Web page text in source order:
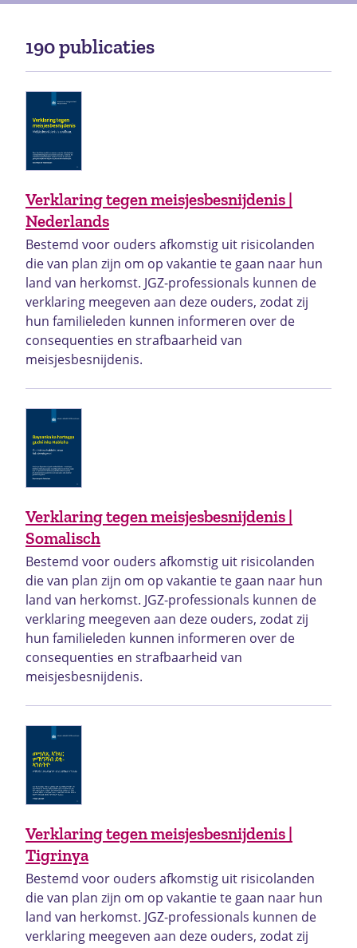
190 publicaties
Verklaring tegen meisjesbesnijdenis |
Nederlands
Bestemd voor ouders afkomstig uit risicolanden
die van plan zijn om op vakantie te gaan naar hun
land van herkomst. JGZ-professionals kunnen de
verklaring meegeven aan deze ouders, zodat zij
hun familieleden kunnen informeren over de
consequenties en strafbaarheid van
meisjesbesnijdenis.
Verklaring tegen meisjesbesnijdenis |
Somalisch
Bestemd voor ouders afkomstig uit risicolanden
die van plan zijn om op vakantie te gaan naar hun
land van herkomst. JGZ-professionals kunnen de
verklaring meegeven aan deze ouders, zodat zij
hun familieleden kunnen informeren over de
consequenties en strafbaarheid van
meisjesbesnijdenis.
Verklaring tegen meisjesbesnijdenis |
Tigrinya
Bestemd voor ouders afkomstig uit risicolanden
die van plan zijn om op vakantie te gaan naar hun
land van herkomst. JGZ-professionals kunnen de
verklaring meegeven aan deze ouders, zodat zij